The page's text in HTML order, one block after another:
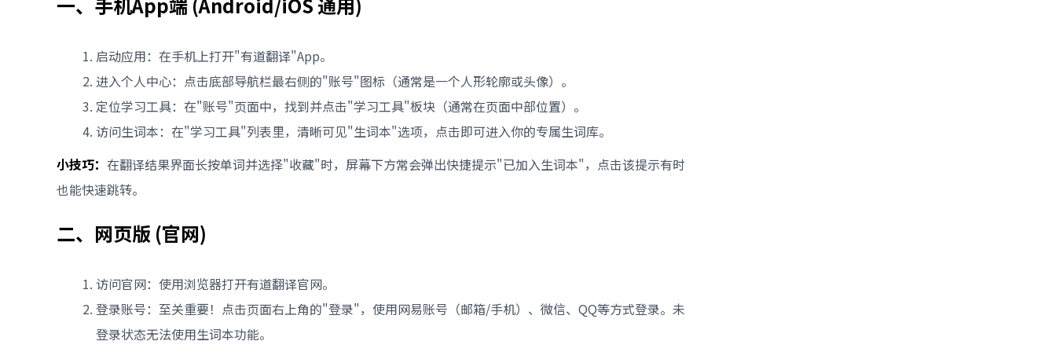
启动应用：在手机上打开"有道翻译"App。
进入个人中心：点击底部导航栏最右侧的"账号"图标（通常是一个人形轮廓或头像）。
定位学习工具：在"账号"页面中，找到并点击"学习工具"板块（通常在页面中部位置）。
访问生词本：在"学习工具"列表里，清晰可见"生词本"选项，点击即可进入你的专属生词库。
小技巧： 在翻译结果界面长按单词并选择"收藏"时，屏幕下方常会弹出快捷提示"已加入生词本"，点击该提示有时
也能快速跳转。
二、网页版 (官网)
访问官网：使用浏览器打开有道翻译官网。
登录账号：至关重要！点击页面右上角的"登录"，使用网易账号（邮箱/手机）、微信、QQ等方式登录。未
登录状态无法使用生词本功能。